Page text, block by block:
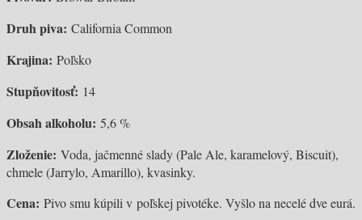
Druh piva: California Common
Krajina: Poľsko
Stupňovitosť: 14
Obsah alkoholu: 5,6 %
Zloženie: Voda, jačmenné slady (Pale Ale, karamelový, Biscuit),
chmele (Jarrylo, Amarillo), kvasinky.
Cena: Pivo smu kúpili v poľskej pivotéke. Vyšlo na necelé dve eurá.